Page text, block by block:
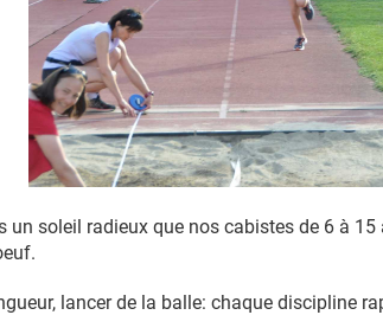
un soleil radieux que nos cabistes de 6 à
lancer de la balle: chaque discipline